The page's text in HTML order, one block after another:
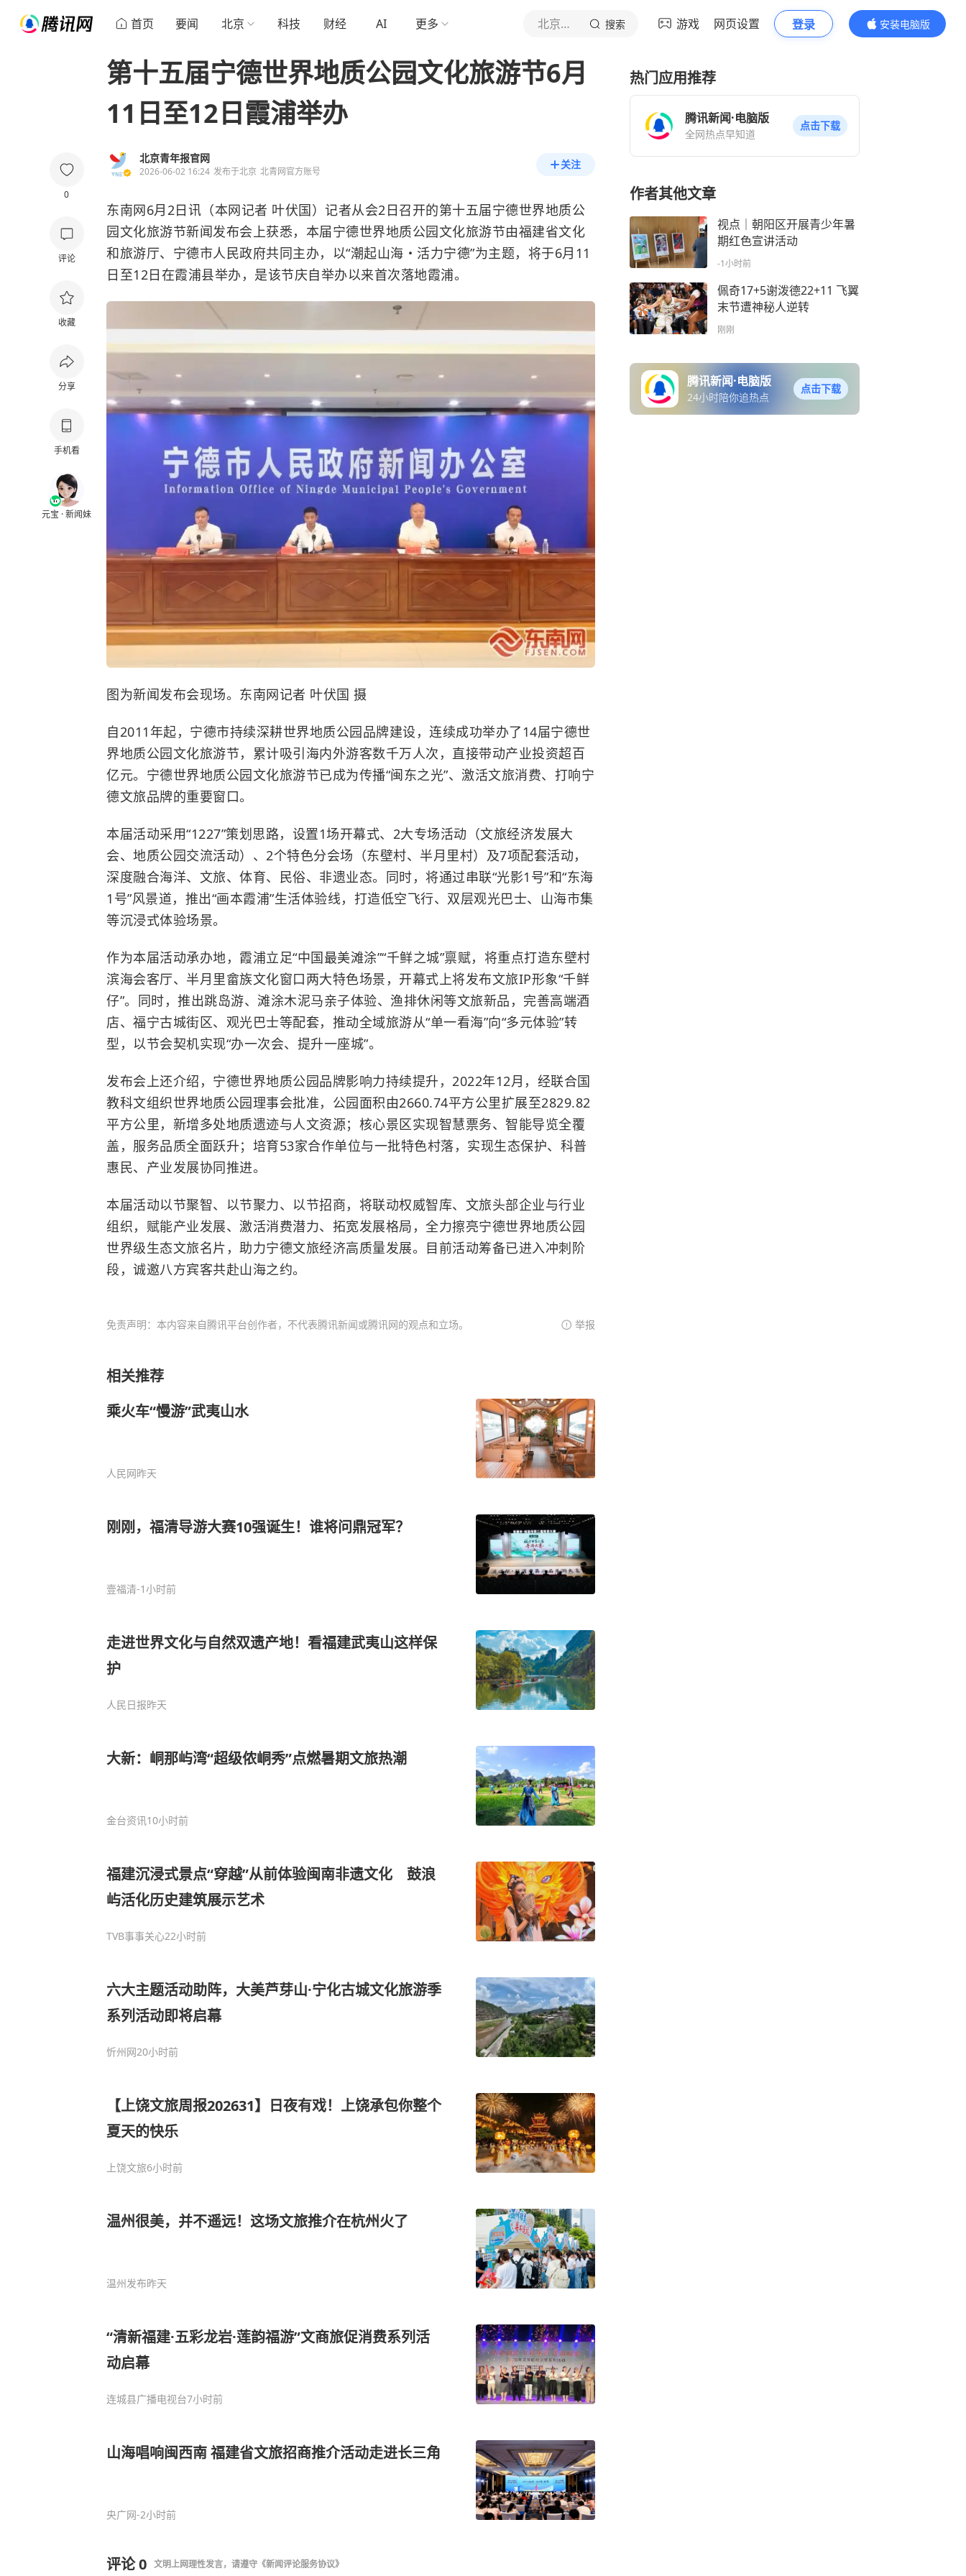
首页 要闻 北京 科技 财经 AI 更多 北京青年报官网 搜索 游戏 网页设置 登录
安装电脑版
内容更精彩
0
评论
收藏
分享
手机看
元宝 · 新闻妹
第十五届宁德世界地质公园文化旅游节6月
11日至12日霞浦举办
北京青年报官网
2026-06-02 16:24 发布于北京 北青网官方账号
关注
东南网6月2日讯（本网记者 叶伏国）记者从会2日召开的第十五届宁德世界地质公
园文化旅游节新闻发布会上获悉，本届宁德世界地质公园文化旅游节由福建省文化
和旅游厅、宁德市人民政府共同主办，以“潮起山海・活力宁德”为主题，将于6月11
日至12日在霞浦县举办，是该节庆自举办以来首次落地霞浦。
图为新闻发布会现场。东南网记者 叶伏国 摄
自2011年起，宁德市持续深耕世界地质公园品牌建设，连续成功举办了14届宁德世
界地质公园文化旅游节，累计吸引海内外游客数千万人次，直接带动产业投资超百
亿元。宁德世界地质公园文化旅游节已成为传播“闽东之光”、激活文旅消费、打响宁
德文旅品牌的重要窗口。
本届活动采用“1227”策划思路，设置1场开幕式、2大专场活动（文旅经济发展大
会、地质公园交流活动）、2个特色分会场（东壁村、半月里村）及7项配套活动，
深度融合海洋、文旅、体育、民俗、非遗业态。同时，将通过串联“光影1号”和“东海
1号”风景道，推出“画本霞浦”生活体验线，打造低空飞行、双层观光巴士、山海市集
等沉浸式体验场景。
作为本届活动承办地，霞浦立足“中国最美滩涂”“千鲜之城”禀赋，将重点打造东壁村
滨海会客厅、半月里畲族文化窗口两大特色场景，开幕式上将发布文旅IP形象“千鲜
仔”。同时，推出跳岛游、滩涂木泥马亲子体验、渔排休闲等文旅新品，完善高端酒
店、福宁古城街区、观光巴士等配套，推动全域旅游从“单一看海”向“多元体验”转
型，以节会契机实现“办一次会、提升一座城”。
发布会上还介绍，宁德世界地质公园品牌影响力持续提升，2022年12月，经联合国
教科文组织世界地质公园理事会批准，公园面积由2660.74平方公里扩展至2829.82
平方公里，新增多处地质遗迹与人文资源；核心景区实现智慧票务、智能导览全覆
盖，服务品质全面跃升；培育53家合作单位与一批特色村落，实现生态保护、科普
惠民、产业发展协同推进。
本届活动以节聚智、以节聚力、以节招商，将联动权威智库、文旅头部企业与行业
组织，赋能产业发展、激活消费潜力、拓宽发展格局，全力擦亮宁德世界地质公园
世界级生态文旅名片，助力宁德文旅经济高质量发展。目前活动筹备已进入冲刺阶
段，诚邀八方宾客共赴山海之约。
免责声明：本内容来自腾讯平台创作者，不代表腾讯新闻或腾讯网的观点和立场。 举报
相关推荐
乘火车“慢游”武夷山水
人民网昨天
刚刚，福清导游大赛10强诞生！谁将问鼎冠军？
壹福清-1小时前
走进世界文化与自然双遗产地！看福建武夷山这样保
护
人民日报昨天
大新：峒那屿湾“超级侬峒秀”点燃暑期文旅热潮
金台资讯10小时前
福建沉浸式景点“穿越”从前体验闽南非遗文化 鼓浪
屿活化历史建筑展示艺术
TVB事事关心22小时前
六大主题活动助阵，大美芦芽山·宁化古城文化旅游季
系列活动即将启幕
忻州网20小时前
【上饶文旅周报202631】日夜有戏！上饶承包你整个
夏天的快乐
上饶文旅6小时前
温州很美，并不遥远！这场文旅推介在杭州火了
温州发布昨天
“清新福建·五彩龙岩·莲韵福游”文商旅促消费系列活
动启幕
连城县广播电视台7小时前
山海唱响闽西南 福建省文旅招商推介活动走进长三角
央广网-2小时前
评论0 文明上网理性发言，请遵守 《新闻评论服务协议》
热门应用推荐
腾讯新闻·电脑版
全网热点早知道
点击下载
作者其他文章
视点｜朝阳区开展青少年暑
期红色宣讲活动
-1小时前
佩奇17+5谢泼德22+11 飞翼
末节遭神秘人逆转
刚刚
腾讯新闻·电脑版
24小时陪你追热点
点击下载